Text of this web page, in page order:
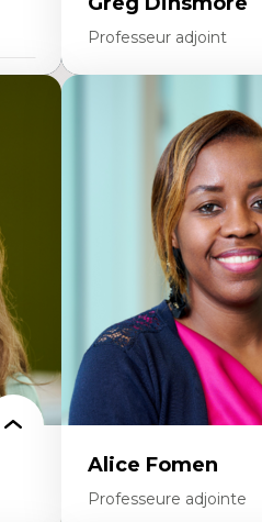
Professeur adjoint
Fragmentation des
Analyse multi-
médiatiques
Analyse des
travers les données
Recherche quantitative
les auditoires
Épistémologie des
numérique et l’IA
Théorie des droits de la
La pensée politique
La pensée politique à
Justice internationale et
internationales
Alice Fomen
Professeure adjointe